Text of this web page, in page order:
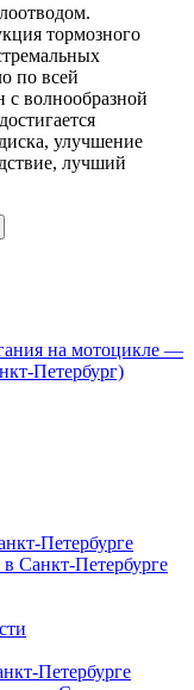
тормозного
по всей
с волнообразной
улучшение
лучший
на мотоцикле —
Петербург)
Петербурге
Санкт-Петербурге
Петербурге